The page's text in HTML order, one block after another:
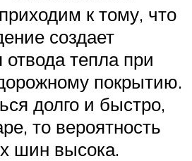
к тому, что
создает
отвода тепла при
покрытию.
долго и быстро,
то вероятность
шин высока.